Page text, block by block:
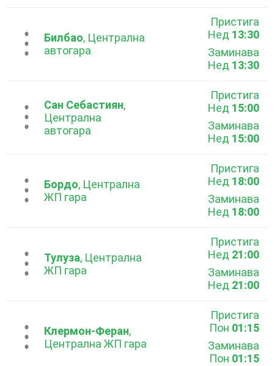
...Билбао, Централна
автогара
Пристига
Нед 13:30
Заминава
Нед 13:30
...Сан Себастиян,
Централна
автогара
Пристига
Нед 15:00
Заминава
Нед 15:00
...Бордо, Централна
ЖП гара
Пристига
Нед 18:00
Заминава
Нед 18:00
...Тулуза, Централна
ЖП гара
Пристига
Нед 21:00
Заминава
Нед 21:00
...Клермон-Феран,
Централна ЖП гара
Пристига
Пон 01:15
Заминава
Пон 01:15